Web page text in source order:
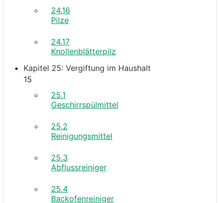
24.16
Pilze
24.17
Knollenblätterpilz
Kapitel 25: Vergiftung im Haushalt
15
25.1
Geschirrspülmittel
25.2
Reinigungsmittel
25.3
Abflussreiniger
25.4
Backofenreiniger